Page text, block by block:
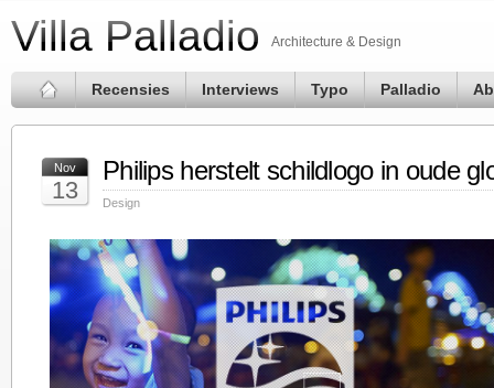
Villa Palladio Architecture & Design
Recensies Interviews Typo Palladio
Nov
13
Philips herstelt schildlogo in oude
Design